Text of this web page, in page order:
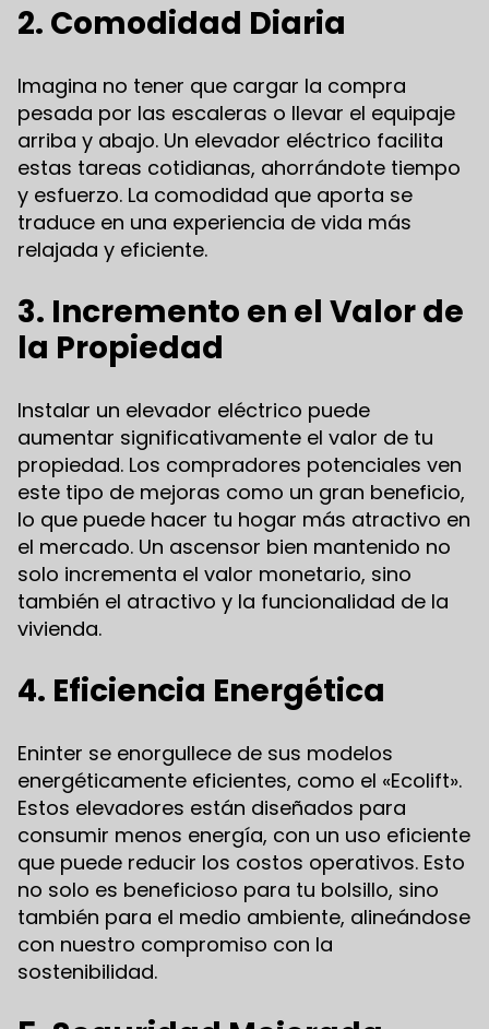
2. Comodidad Diaria
Imagina no tener que cargar la compra
pesada por las escaleras o llevar el equipaje
arriba y abajo. Un elevador eléctrico facilita
estas tareas cotidianas, ahorrándote tiempo
y esfuerzo. La comodidad que aporta se
traduce en una experiencia de vida más
relajada y eficiente.
3. Incremento en el Valor de
la Propiedad
Instalar un elevador eléctrico puede
aumentar significativamente el valor de tu
propiedad. Los compradores potenciales ven
este tipo de mejoras como un gran beneficio,
lo que puede hacer tu hogar más atractivo en
el mercado. Un ascensor bien mantenido no
solo incrementa el valor monetario, sino
también el atractivo y la funcionalidad de la
vivienda.
4. Eficiencia Energética
Eninter se enorgullece de sus modelos
energéticamente eficientes, como el «Ecolift».
Estos elevadores están diseñados para
consumir menos energía, con un uso eficiente
que puede reducir los costos operativos. Esto
no solo es beneficioso para tu bolsillo, sino
también para el medio ambiente, alineándose
con nuestro compromiso con la
sostenibilidad.